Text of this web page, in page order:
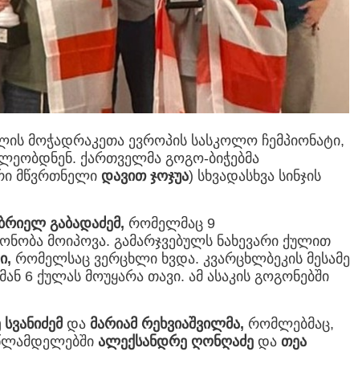
მოჭადრაკეთა ევროპის სასკოლო ჩემპიონატი,
ქართველმა გოგო-ბიჭებმა
მწვრთნელი დავით ჯოჯუა) სხვადასხვა სინჯის
გაბადაძემ, რომელმაც 9
მოიპოვა. გამარჯვებულს ნახევარი ქულით
რომელსაც ვერცხლი ხვდა. კვარცხლბეკის მესამე
მან 6 ქულას მოუყარა თავი. ამ ასაკის გოგონებში
და მარიამ რეხვიაშვილმა, რომლებმაც,
ალექსანდრე ღონღაძე და თეა